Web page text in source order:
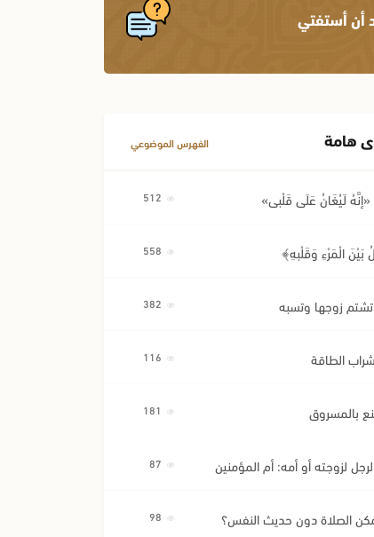
أن أستفتي
هامة الفهرس الموضوعي
لَيُغَانُ عَلَى قَلْبِي»
بَيْنَ الْمَرْءِ وَقَلْبِهِ﴾
زوجها وتسبه
الطاقة
بالمسروق
لزوجته أو أمه: أم المؤمنين
الصلاة دون حديث النفس؟